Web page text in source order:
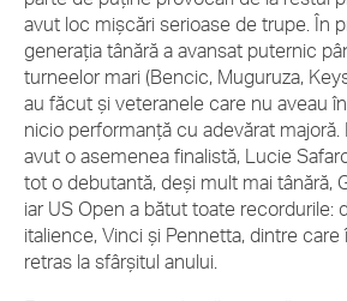
avut loc mișcări serioase de trupe. În
generația tânără a avansat puternic
turneelor mari (Bencic, Muguruza,
au făcut și veteranele care nu aveau
nicio performanță cu adevărat majoră.
avut o asemenea finalistă, Lucie
tot o debutantă, deși mult mai tânără,
iar US Open a bătut toate recordurile:
italience, Vinci și Pennetta, dintre
retras la sfârșitul anului.